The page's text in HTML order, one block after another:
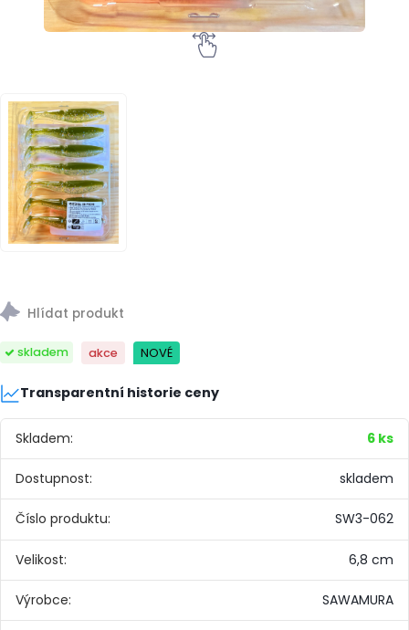
skladem akce NOVÉ
Transparentní historie ceny
Skladem: 6 ks
Dostupnost: skladem
Číslo produktu: SW3-062
Velikost: 6,8 cm
Výrobce: SAWAMURA